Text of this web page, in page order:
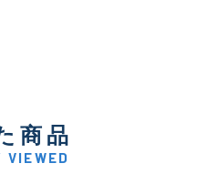
商品
VIEWED